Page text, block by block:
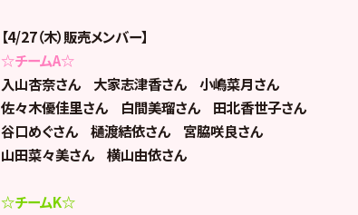
【4/27（木）販売メンバー】
☆チームA☆
入山杏奈さん 大家志津香さん 小嶋菜月さん
佐々木優佳里さん 白間美瑠さん 田北香世子さん
谷口めぐさん 樋渡結依さん 宮脇咲良さん
山田菜々美さん 横山由依さん
☆チームK☆